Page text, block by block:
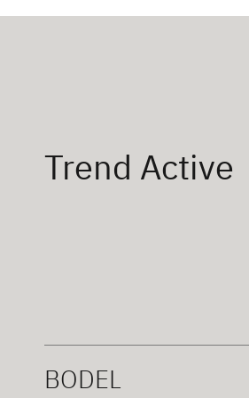
Trend Active
BODEL